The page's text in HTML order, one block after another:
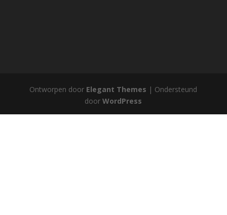
Ontworpen door Elegant Themes | Ondersteund
doorWordPress